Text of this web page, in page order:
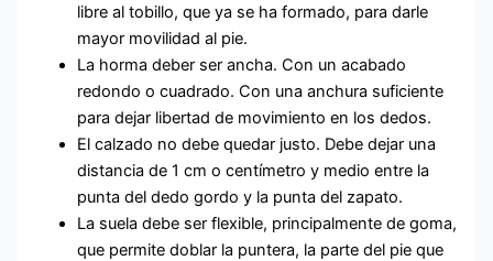
libre al tobillo, que ya se ha formado, para darle
mayor movilidad al pie.
La horma deber ser ancha. Con un acabado
redondo o cuadrado. Con una anchura suficiente
para dejar libertad de movimiento en los dedos.
El calzado no debe quedar justo. Debe dejar una
distancia de 1 cm o centímetro y medio entre la
punta del dedo gordo y la punta del zapato.
La suela debe ser flexible, principalmente de goma,
que permite doblar la puntera, la parte del pie que